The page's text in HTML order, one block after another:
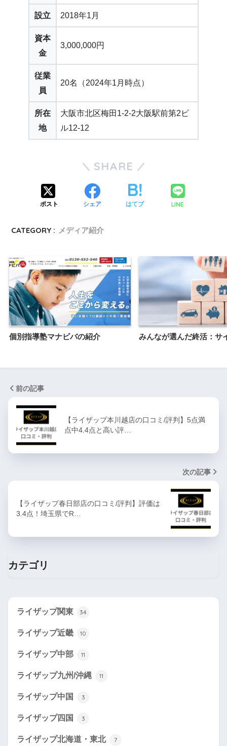
設立 2018年1月
資本
金
3,000,000円
従業
員
20名（2024年1月時点）
所在
地
大阪市北区梅田1-2-2大阪駅前第2ビ
ル12-12
SHARE
ポスト シェア はてブ LINE
CATEGORY : メディア紹介
個別指導塾マナビバの紹介 みんなが選んだ終活：サ
前の記事
【ライザップ本川越店の口コミ/評判】5点満
点中4.4点と高い評…
次の記事
【ライザップ春日部店の口コミ/評判】評価は
3.4点！埼玉県でR…
カテゴリ
ライザップ関東 34
ライザップ近畿 10
ライザップ中部 11
ライザップ九州/沖縄 11
ライザップ中国 3
ライザップ四国 3
ライザップ北海道・東北 7